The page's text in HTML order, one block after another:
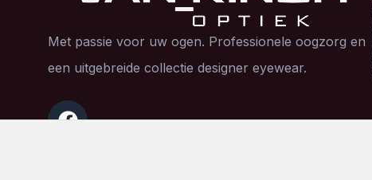
Met passie voor uw ogen. Professionele oogzorg en
een uitgebreide collectie designer eyewear.